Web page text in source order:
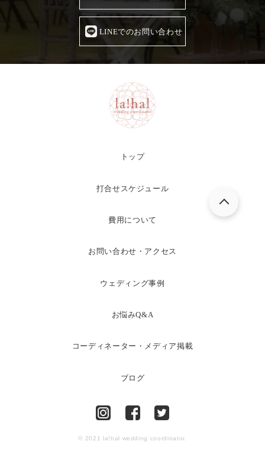
LINEでのお問い合わせ
トップ
打合せスケジュール
費用について
お問い合わせ・アクセス
ウェディング事例
お悩みQ&A
コーディネーター・メディア掲載
ブログ
© 2021 la!hal wedding coordinator.